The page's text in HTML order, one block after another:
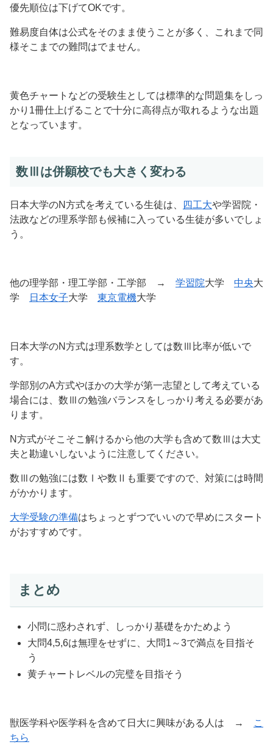
優先順位は下げてOKです。
難易度自体は公式をそのまま使うことが多く、これまで同
様そこまでの難問はでません。
黄色チャートなどの受験生としては標準的な問題集をしっ
かり1冊仕上げることで十分に高得点が取れるような出題
となっています。
数Ⅲは併願校でも大きく変わる
日本大学のN方式を考えている生徒は、 四工大や学習院・
法政などの理系学部も候補に入っている生徒が多いでしょ
う。
他の理学部・理工学部・工学部 → 学習院大学 中央大
学
日本女子大学 東京電機大学
日本大学のN方式は理系数学としては数Ⅲ比率が低いで
す。
学部別のA方式やほかの大学が第一志望として考えている
場合には、数Ⅲの勉強バランスをしっかり考える必要があ
ります。
N方式がそこそこ解けるから他の大学も含めて数Ⅲは大丈
夫と勘違いしないように注意してください。
数Ⅲの勉強には数Ⅰや数Ⅱも重要ですので、対策には時間
がかかります。
大学受験の準備はちょっとずつでいいので早めにスタート
がおすすめです。
まとめ
小問に惑わされず、しっかり基礎をかためよう
大問4,5,6は無理をせずに、大問1～3で満点を目指そ
う
黄チャートレベルの完璧を目指そう
獣医学科や医学科を含めて日大に興味がある人は →
こ
ちら